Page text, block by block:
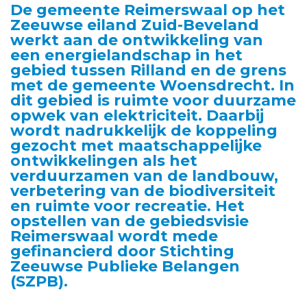
De gemeente Reimerswaal op het
Zeeuwse eiland Zuid-Beveland
werkt aan de ontwikkeling van
een energielandschap in het
gebied tussen Rilland en de grens
met de gemeente Woensdrecht. In
dit gebied is ruimte voor duurzame
opwek van elektriciteit. Daarbij
wordt nadrukkelijk de koppeling
gezocht met maatschappelijke
ontwikkelingen als het
verduurzamen van de landbouw,
verbetering van de biodiversiteit
en ruimte voor recreatie. Het
opstellen van de gebiedsvisie
Reimerswaal wordt mede
gefinancierd door Stichting
Zeeuwse Publieke Belangen
(SZPB).